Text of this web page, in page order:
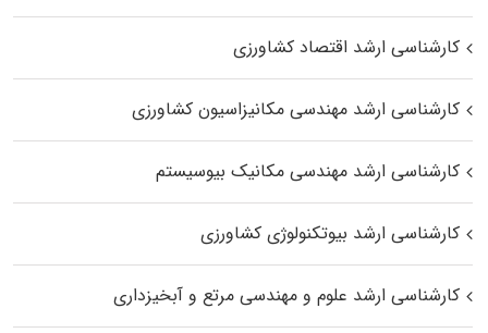
کارشناسی ارشد اقتصاد کشاورزی
کارشناسی ارشد مهندسی مکانیزاسیون کشاورزی
کارشناسی ارشد مهندسی مکانیک بیوسیستم
کارشناسی ارشد بیوتکنولوژی کشاورزی
کارشناسی ارشد علوم و مهندسی مرتع و آبخیزداری